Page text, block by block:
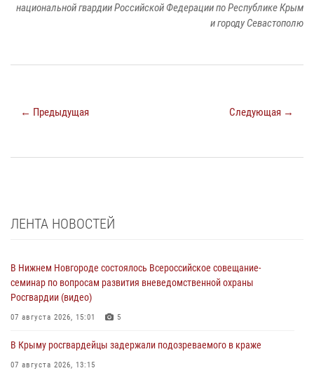
национальной гвардии Российской Федерации по Республике Крым
и городу Севастополю
← Предыдущая Следующая →
ЛЕНТА НОВОСТЕЙ
В Нижнем Новгороде состоялось Всероссийское совещание-
семинар по вопросам развития вневедомственной охраны
Росгвардии (видео)
07 августа 2026, 15:01 5
В Крыму росгвардейцы задержали подозреваемого в краже
07 августа 2026, 13:15